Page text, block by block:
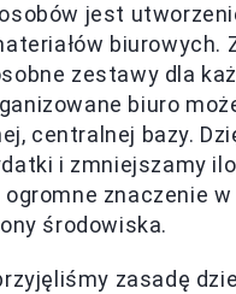
jest
biurowych.
zestawy dla
biuro
centralnej bazy.
i zmniejszamy
ogromne znaczenie w
środowiska.
zasadę